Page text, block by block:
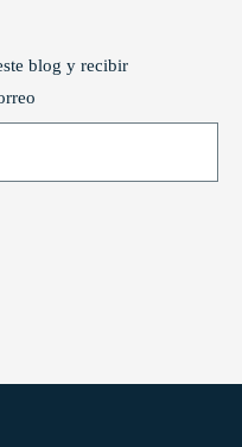
blog y recibir